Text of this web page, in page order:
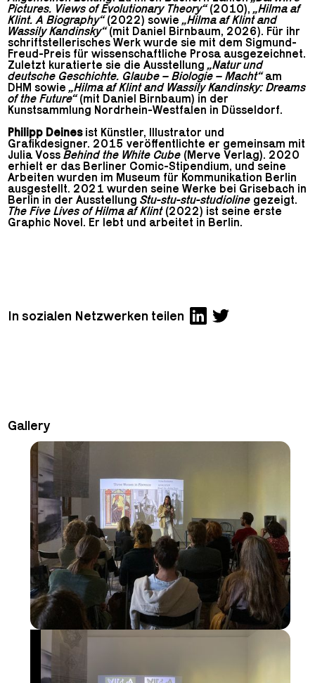
Pictures. Views of Evolutionary Theory“(2010),„Hilma af
Klint. A Biography“(2022) sowie„Hilma af Klint and
Wassily Kandinsky“(mit Daniel Birnbaum, 2026). Für ihr
schriftstellerisches Werk wurde sie mit dem Sigmund-
Freud-Preis für wissenschaftliche Prosa ausgezeichnet.
Zuletzt kuratierte sie die Ausstellung„Natur und
deutsche Geschichte. Glaube – Biologie – Macht“am
DHM sowie„Hilma af Klint and Wassily Kandinsky: Dreams
of the Future“(mit Daniel Birnbaum) in der
Kunstsammlung Nordrhein-Westfalen in Düsseldorf.
Philipp Deinesist Künstler, Illustrator und
Grafikdesigner. 2015 veröffentlichte er gemeinsam mit
Julia VossBehind the White Cube (Merve Verlag). 2020
erhielt er das Berliner Comic-Stipendium, und seine
Arbeiten wurden im Museum für Kommunikation Berlin
ausgestellt. 2021 wurden seine Werke bei Grisebach in
Berlin in der AusstellungStu-stu-stu-studioline gezeigt.
The Five Lives of Hilma af Klint(2022) ist seine erste
Graphic Novel. Er lebt und arbeitet in Berlin.
In sozialen Netzwerken teilen
Gallery